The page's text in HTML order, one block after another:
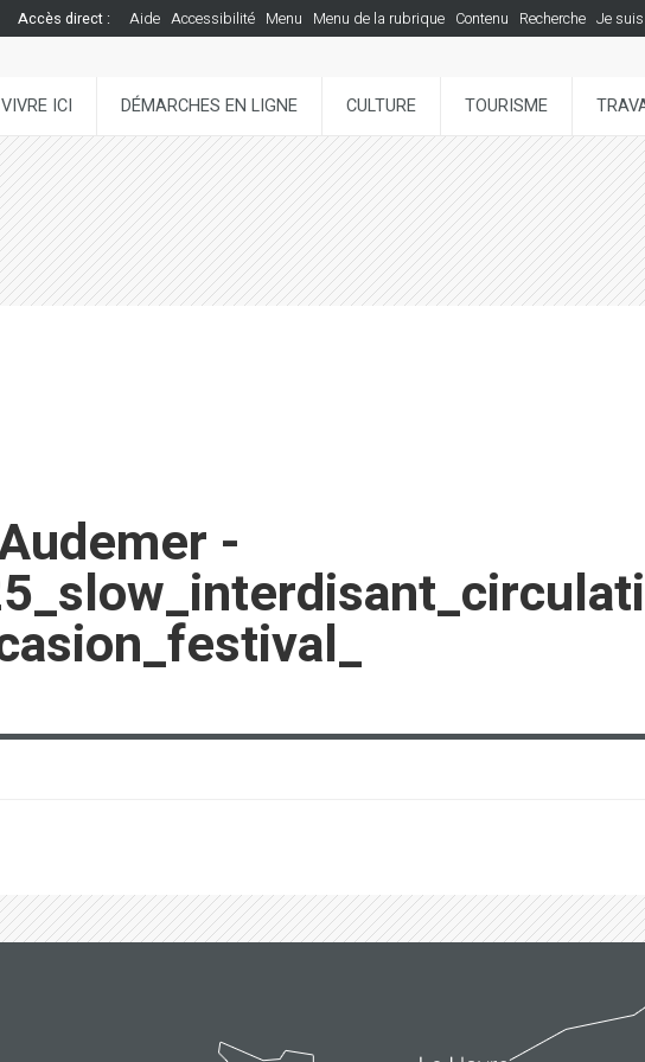
Accès direct : Aide Accessibilité Menu Menu de la rubrique Contenu Recherche Je suis
VIVRE ICI DÉMARCHES EN LIGNE CULTURE TOURISME
-